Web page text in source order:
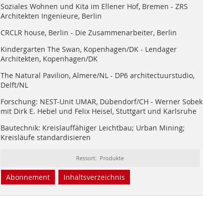
Soziales Wohnen und Kita im Ellener Hof, Bremen - ZRS
Architekten Ingenieure, Berlin
CRCLR house, Berlin - Die Zusammenarbeiter, Berlin
Kindergarten The Swan, Kopenhagen/DK - Lendager
Architekten, Kopenhagen/DK
The Natural Pavilion, Almere/NL - DP6 architectuurstudio,
Delft/NL
Forschung: NEST-Unit UMAR, Dübendorf/CH - Werner Sobek
mit Dirk E. Hebel und Felix Heisel, Stuttgart und Karlsruhe
Bautechnik: Kreislauffähiger Leichtbau; Urban Mining;
Kreisläufe standardisieren
Ressort: Produkte
Abonnement Inhaltsverzeichnis